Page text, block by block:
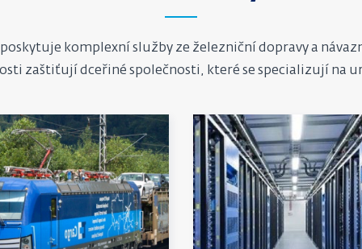
komplexní služby ze železniční dopravy a
zaštiťují dceřiné společnosti, které se specializují na
Zjistit
více
o
pozici
IT
a